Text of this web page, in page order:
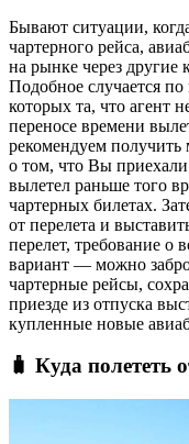
Бывают ситуации,
чартерного рейса,
на рынке через другие
Подобное случается
которых та, что агент
переносе времени
рекомендуем получить
о том, что Вы приехали
вылетел раньше того
чартерных билетах.
от перелета и
перелет, требование о
вариант — можно
чартерные рейсы,
приезде из отпуска
купленные новые
🧳 Куда полететь